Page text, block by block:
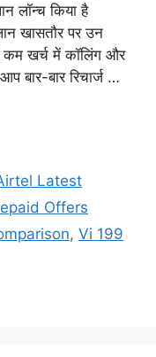
लॉन्च किया है
खासतौर पर उन
कम खर्च में कॉलिंग और
बार-बार रिचार्ज …
Latest
Offers
, Vi 199